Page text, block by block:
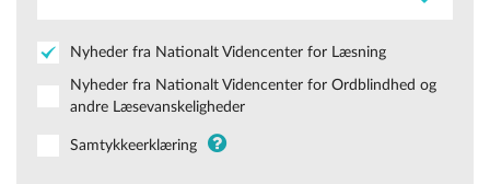
Nyheder fra Nationalt Videncenter for Læsning
Nyheder fra Nationalt Videncenter for Ordblindhed og
andre Læsevanskeligheder
Samtykkeerklæring